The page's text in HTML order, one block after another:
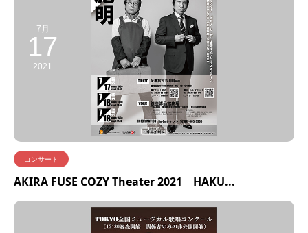
7月
17
2021
コンサート
AKIRA FUSE COZY Theater 2021 HAKU...